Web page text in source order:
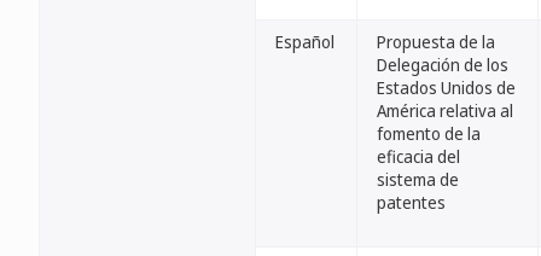
Español
Propuesta de la
Delegación de los
Estados Unidos de
América relativa al
fomento de la
eficacia del
sistema de
patentes